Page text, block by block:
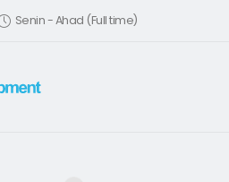
Senin - Ahad (Full time)